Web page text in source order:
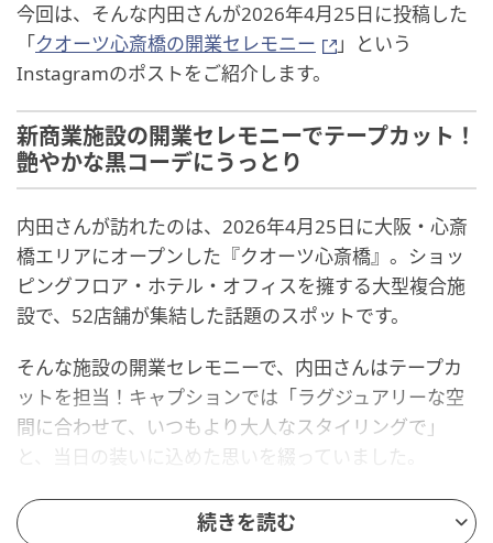
今回は、そんな内田さんが2026年4月25日に投稿した
「クオーツ心斎橋の開業セレモニー
」という
Instagramのポストをご紹介します。
新商業施設の開業セレモニーでテープカット！
艶やかな黒コーデにうっとり
内田さんが訪れたのは、2026年4月25日に大阪・心斎
橋エリアにオープンした『クオーツ心斎橋』。ショッ
ピングフロア・ホテル・オフィスを擁する大型複合施
設で、52店舗が集結した話題のスポットです。
そんな施設の開業セレモニーで、内田さんはテープカ
ットを担当！キャプションでは「ラグジュアリーな空
間に合わせて、いつもより大人なスタイリングで」
と、当日の装いに込めた思いを綴っていました。
続きを読む